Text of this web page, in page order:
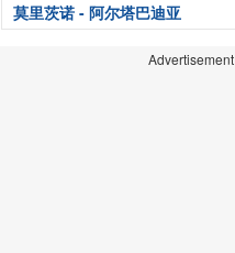
莫里茨诺 - 阿尔塔巴迪亚
Advertisement